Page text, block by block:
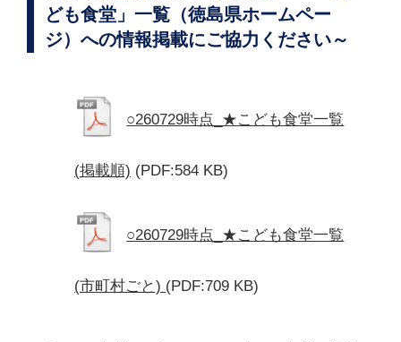
ども食堂」一覧（徳島県ホームペー
ジ）への情報掲載にご協力ください～
○260729時点_★こども食堂一覧
(掲載順) (PDF:584 KB)
○260729時点_★こども食堂一覧
(市町村ごと) (PDF:709 KB)